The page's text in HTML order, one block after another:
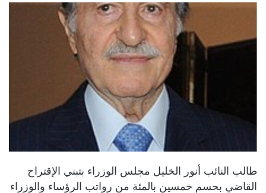
طالب النائب أنور الخليل مجلس الوزراء بتبني الإقتراح
القاضي بحسم خمسين بالمئة من رواتب الرؤساء والوزراء